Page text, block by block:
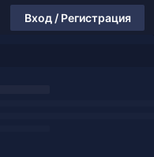
Вход / Регистрация